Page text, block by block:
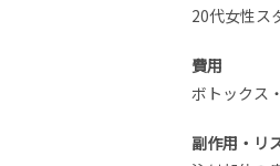
20代女性ス
費用
ボトックス
副作用・リ